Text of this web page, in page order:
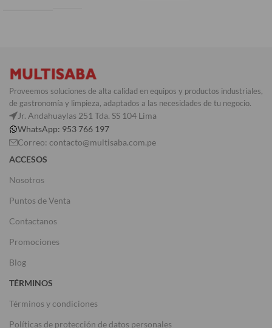
Proveemos soluciones de alta calidad en equipos y productos industriales,
de gastronomía y limpieza, adaptados a las necesidades de tu negocio.
Jr. Andahuaylas 251 Tda. SS 104 Lima
WhatsApp: 953 766 197
Correo: contacto@multisaba.com.pe
ACCESOS
Nosotros
Puntos de Venta
Contactanos
Promociones
Blog
TÉRMINOS
Términos y condiciones
Políticas de protección de datos personales